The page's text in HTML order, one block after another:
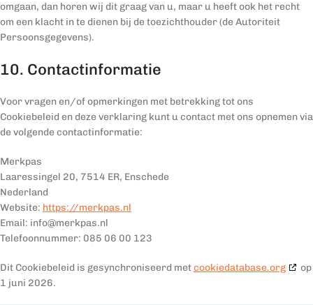
omgaan, dan horen wij dit graag van u, maar u heeft ook het recht
om een klacht in te dienen bij de toezichthouder (de Autoriteit
Persoonsgegevens).
10. Contactinformatie
Voor vragen en/of opmerkingen met betrekking tot ons
Cookiebeleid en deze verklaring kunt u contact met ons opnemen via
de volgende contactinformatie:
Merkpas
Laaressingel 20, 7514 ER, Enschede
Nederland
Website: https://merkpas.nl
Email: info@merkpas.nl
Telefoonnummer: 085 06 00 123
Dit Cookiebeleid is gesynchroniseerd metcookiedatabase.org
op
1 juni 2026.